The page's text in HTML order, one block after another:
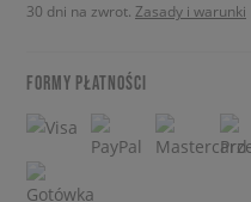
30 dni na zwrot. Zasady i warunki
FORMY PŁATNOŚCI